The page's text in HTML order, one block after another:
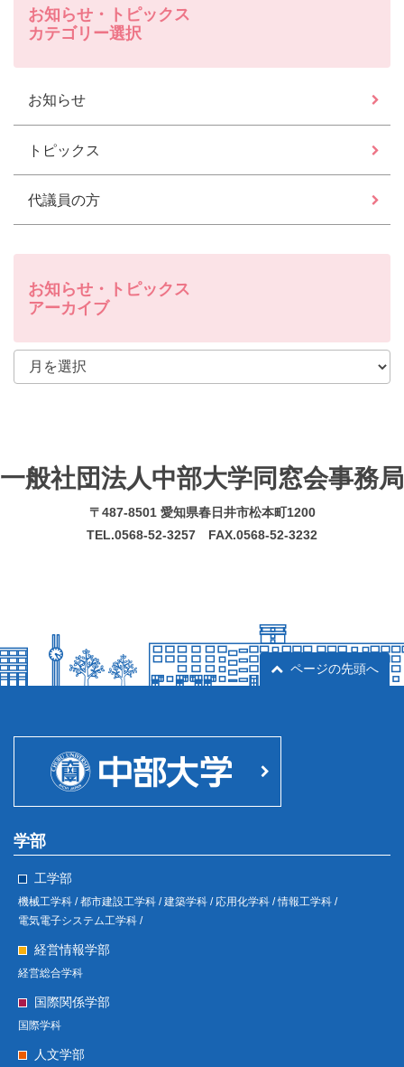
お知らせ・トピックス
カテゴリー選択
お知らせ
トピックス
代議員の方
お知らせ・トピックス
アーカイブ
一般社団法人中部大学同窓会事務局
〒487-8501 愛知県春日井市松本町1200
TEL.0568-52-3257 FAX.0568-52-3232
ページの先頭へ
学部
工学部
機械工学科 / 都市建設工学科 / 建築学科 / 応用化学科 / 情報工学科 /
電気電子システム工学科 /
経営情報学部
経営総合学科
国際関係学部
国際学科
人文学部